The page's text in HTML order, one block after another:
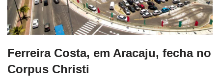
Ferreira Costa, em Aracaju, fecha no
Corpus Christi